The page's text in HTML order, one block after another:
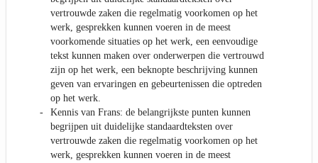
vertrouwde zaken die regelmatig voorkomen op het
werk, gesprekken kunnen voeren in de meest
voorkomende situaties op het werk, een eenvoudige
tekst kunnen maken over onderwerpen die vertrouwd
zijn op het werk, een beknopte beschrijving kunnen
geven van ervaringen en gebeurtenissen die optreden
op het werk.
Kennis van Frans: de belangrijkste punten kunnen
begrijpen uit duidelijke standaardteksten over
vertrouwde zaken die regelmatig voorkomen op het
werk, gesprekken kunnen voeren in de meest